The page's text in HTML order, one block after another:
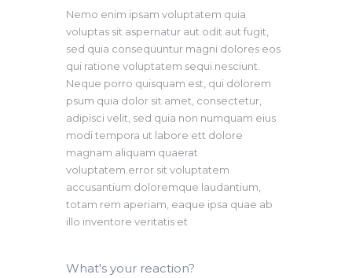
Nemo enim ipsam voluptatem quia
voluptas sit aspernatur aut odit aut fugit,
sed quia consequuntur magni dolores eos
qui ratione voluptatem sequi nesciunt.
Neque porro quisquam est, qui dolorem
psum quia dolor sit amet, consectetur,
adipisci velit, sed quia non numquam eius
modi tempora ut labore ett dolore
magnam aliquam quaerat
voluptatem.error sit voluptatem
accusantium doloremque laudantium,
totam rem aperiam, eaque ipsa quae ab
illo inventore veritatis et
What's your reaction?